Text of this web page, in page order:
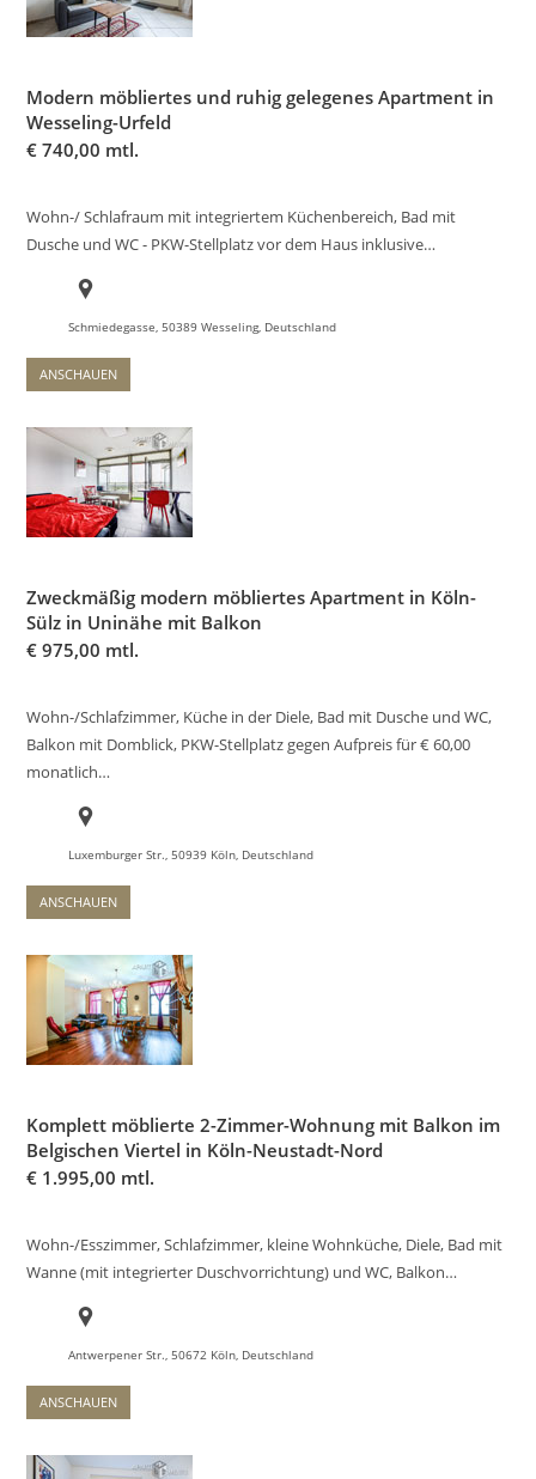
Modern möbliertes und ruhig gelegenes Apartment in
Wesseling-Urfeld
€ 740,00 mtl.
Wohn-/ Schlafraum mit integriertem Küchenbereich, Bad mit
Dusche und WC - PKW-Stellplatz vor dem Haus inklusive…
Schmiedegasse, 50389 Wesseling, Deutschland
ANSCHAUEN
Zweckmäßig modern möbliertes Apartment in Köln-
Sülz in Uninähe mit Balkon
€ 975,00 mtl.
Wohn-/Schlafzimmer, Küche in der Diele, Bad mit Dusche und WC,
Balkon mit Domblick, PKW-Stellplatz gegen Aufpreis für € 60,00
monatlich…
Luxemburger Str., 50939 Köln, Deutschland
ANSCHAUEN
Komplett möblierte 2-Zimmer-Wohnung mit Balkon im
Belgischen Viertel in Köln-Neustadt-Nord
€ 1.995,00 mtl.
Wohn-/Esszimmer, Schlafzimmer, kleine Wohnküche, Diele, Bad mit
Wanne (mit integrierter Duschvorrichtung) und WC, Balkon…
Antwerpener Str., 50672 Köln, Deutschland
ANSCHAUEN